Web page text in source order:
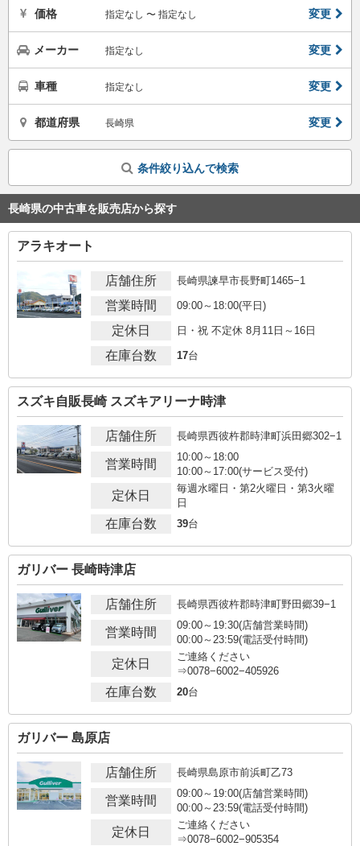
価格 指定なし 〜 指定なし 変更
メーカー 指定なし 変更
車種 指定なし 変更
都道府県 長崎県 変更
条件絞り込んで検索
長崎県の中古車を販売店から探す
アラキオート
店舗住所 長崎県諫早市長野町1465−1
営業時間 09:00～18:00(平日)
定休日 日・祝 不定休 8月11日～16日
在庫台数 17台
スズキ自販長崎 スズキアリーナ時津
店舗住所 長崎県西彼杵郡時津町浜田郷302−1
営業時間
10:00～18:00
10:00～17:00(サービス受付)
定休日
毎週水曜日・第2火曜日・第3火曜
日
在庫台数 39台
ガリバー 長崎時津店
店舗住所 長崎県西彼杵郡時津町野田郷39−1
営業時間
09:00～19:30(店舗営業時間)
00:00～23:59(電話受付時間)
定休日
ご連絡ください
⇒0078−6002−405926
在庫台数 20台
ガリバー 島原店
店舗住所 長崎県島原市前浜町乙73
営業時間
09:00～19:00(店舗営業時間)
00:00～23:59(電話受付時間)
定休日
ご連絡ください
⇒0078−6002−905354